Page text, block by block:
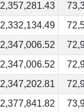
2,357,281.43
2,332,134.49
2,347,006.52
2,347,006.52
2,347,202.81
2,377,841.82